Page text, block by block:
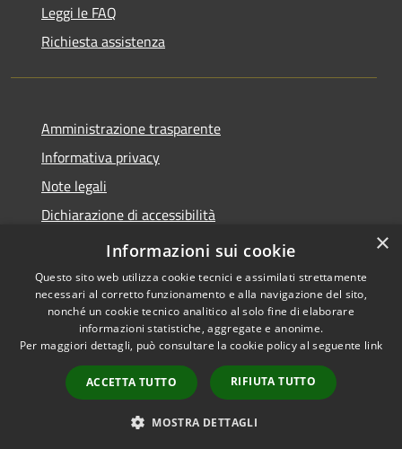
Leggi le FAQ
Richiesta assistenza
Amministrazione trasparente
Informativa privacy
Note legali
Dichiarazione di accessibilità
Meccanismo di Feedback
Accessibilità
Copyright © 2026 • Comune di
Spinetoli • Powered by
Municipium•
Accesso
redazione
×
Informazioni sui cookie
Questo sito web utilizza cookie tecnici e assimilati strettamente
necessari al corretto funzionamento e alla navigazione del sito,
nonché un cookie tecnico analitico al solo fine di elaborare
informazioni statistiche, aggregate e anonime.
Per maggiori dettagli, può consultare la cookie policy al seguente link
ACCETTA TUTTO RIFIUTA TUTTO
MOSTRA DETTAGLI